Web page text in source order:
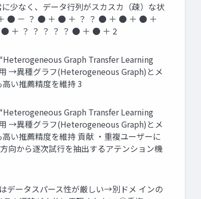
少なく、データ行列がスカスカ（疎）な状
＋ ● － ？ ● ＋ ● ＋ ？ ？ ● ＋ ● ＋ ● ＋
？ ？ ？ ？ ？ ● ＋ ● ＋ 2
Graph Transfer Learning
→異種グラフ(Heterogeneous Graph)とメ
い推薦精度を維持 3
Graph Transfer Learning
→異種グラフ(Heterogeneous Graph)とメ
い推薦精度を維持 貢献 ・重複ユーザーに
向から逐次試行を抽出するアテンション機
データスパース性が厳しい→別ドメ インの